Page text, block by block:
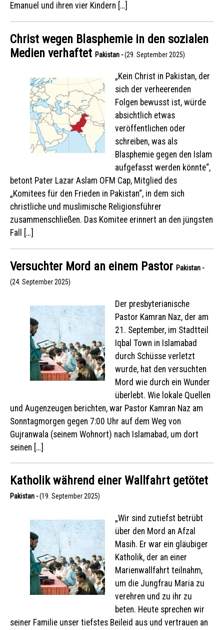
Emanuel und ihren vier Kindern […]
Christ wegen Blasphemie in den sozialen
Medien verhaftet Pakistan -(29. September 2025)
„Kein Christ in Pakistan, der
sich der verheerenden
Folgen bewusst ist, würde
absichtlich etwas
veröffentlichen oder
schreiben, was als
Blasphemie gegen den Islam
aufgefasst werden könnte“,
betont Pater Lazar Aslam OFM Cap, Mitglied des
„Komitees für den Frieden in Pakistan“, in dem sich
christliche und muslimische Religionsführer
zusammenschließen. Das Komitee erinnert an den jüngsten
Fall […]
Versuchter Mord an einem Pastor Pakistan -
(24. September 2025)
Der presbyterianische
Pastor Kamran Naz, der am
21. September, im Stadtteil
Iqbal Town in Islamabad
durch Schüsse verletzt
wurde, hat den versuchten
Mord wie durch ein Wunder
überlebt. Wie lokale Quellen
und Augenzeugen berichten, war Pastor Kamran Naz am
Sonntagmorgen gegen 7:00 Uhr auf dem Weg von
Gujranwala (seinem Wohnort) nach Islamabad, um dort
seinen […]
Katholik während einer Wallfahrt getötet
Pakistan -(19. September 2025)
„Wir sind zutiefst betrübt
über den Mord an Afzal
Masih. Er war ein gläubiger
Katholik, der an einer
Marienwallfahrt teilnahm,
um die Jungfrau Maria zu
verehren und zu ihr zu
beten. Heute sprechen wir
seiner Familie unser tiefstes Beileid aus und vertrauen an